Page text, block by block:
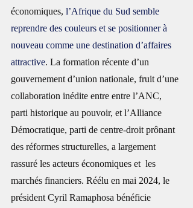
économiques, l’Afrique du Sud semble
reprendre des couleurs et se positionner à
nouveau comme une destination d’affaires
attractive. La formation récente d’un
gouvernement d’union nationale, fruit d’une
collaboration inédite entre entre l’ANC,
parti historique au pouvoir, et l’Alliance
Démocratique, parti de centre-droit prônant
des réformes structurelles, a largement
rassuré les acteurs économiques et  les
marchés financiers. Réélu en mai 2024, le
président Cyril Ramaphosa bénéficie